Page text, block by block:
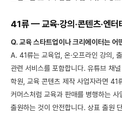
41류 — 교육·강의·콘텐츠·엔터
Q. 교육 스타트업이나 크리에이터는 어
A. 41류는 교육업, 온·오프라인 강의,
관련 서비스를 포함합니다. 유튜브 채
학원, 교육 콘텐츠 제작 사업자라면 41
커머스처럼 교육과 판매를 병행하는
출원하는 것이 안전합니다. 상표 출원